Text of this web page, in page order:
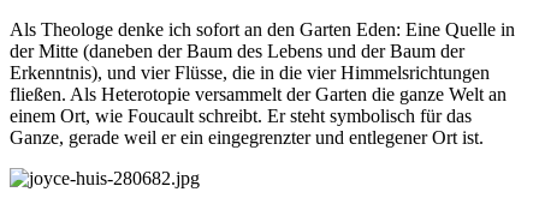
Als Theologe denke ich sofort an den Garten Eden: Eine Quelle in
der Mitte (daneben der Baum des Lebens und der Baum der
Erkenntnis), und vier Flüsse, die in die vier Himmelsrichtungen
fließen. Als Heterotopie versammelt der Garten die ganze Welt an
einem Ort, wie Foucault schreibt. Er steht symbolisch für das
Ganze, gerade weil er ein eingegrenzter und entlegener Ort ist.